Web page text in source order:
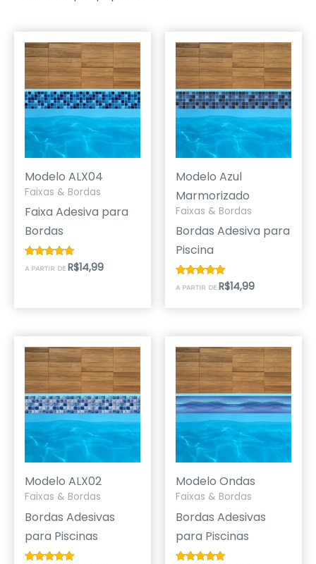
Modelo ALX04
Faixas & Bordas
Faixa Adesiva para
Bordas
Avaliação
A PARTIR DE R$14,99
Modelo Azul
Marmorizado
Faixas & Bordas
Bordas Adesiva para
Piscina
Avaliação
A PARTIR DE R$14,99
Modelo ALX02
Faixas & Bordas
Bordas Adesivas
para Piscinas
Modelo Ondas
Faixas & Bordas
Bordas Adesivas
para Piscinas